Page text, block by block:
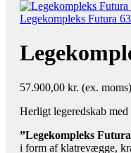
Legekompleks Futura 63
57.900,00 kr. (ex. moms)
Herligt legeredskab
”Legekompleks
i form af klatrevægge,